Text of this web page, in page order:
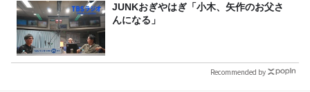
JUNKおぎやはぎ「小木、矢作のお父さ
んになる」
Recommended by